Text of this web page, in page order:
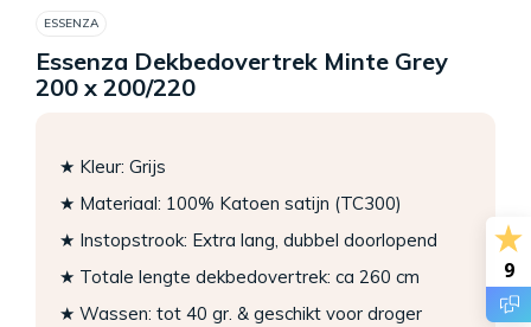
ESSENZA
Essenza Dekbedovertrek Minte Grey
200 x 200/220
★ Kleur: Grijs
★ Materiaal: 100% Katoen satijn (TC300)
★ Instopstrook: Extra lang, dubbel doorlopend
★ Totale lengte dekbedovertrek: ca 260 cm
★ Wassen: tot 40 gr. & geschikt voor droger
9